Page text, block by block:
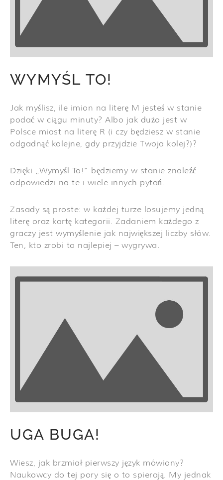
WYMYŚL TO!
Jak myślisz, ile imion na literę M jesteś w stanie
podać w ciągu minuty? Albo jak dużo jest w
Polsce miast na literę R (i czy będziesz w stanie
odgadnąć kolejne, gdy przyjdzie Twoja kolej?)?
Dzięki „Wymyśl To!” będziemy w stanie znaleźć
odpowiedzi na te i wiele innych pytań.
Zasady są proste: w każdej turze losujemy jedną
literę oraz kartę kategorii. Zadaniem każdego z
graczy jest wymyślenie jak największej liczby słów.
Ten, kto zrobi to najlepiej – wygrywa.
UGA BUGA!
Wiesz, jak brzmiał pierwszy język mówiony?
Naukowcy do tej pory się o to spierają. My jednak